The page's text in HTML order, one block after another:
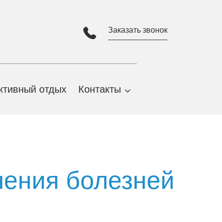
Заказать звонок
отдых Контакты
болезней